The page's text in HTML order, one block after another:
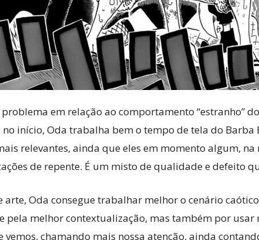
em relação ao comportamento “estranho”
no início, Oda trabalha bem o tempo de tela do
relevantes, ainda que eles em momento algum,
de repente. É um misto de qualidade e defeito
arte, Oda consegue trabalhar melhor o cenário
pela melhor contextualização, mas também por
vemos, chamando mais nossa atenção, ainda